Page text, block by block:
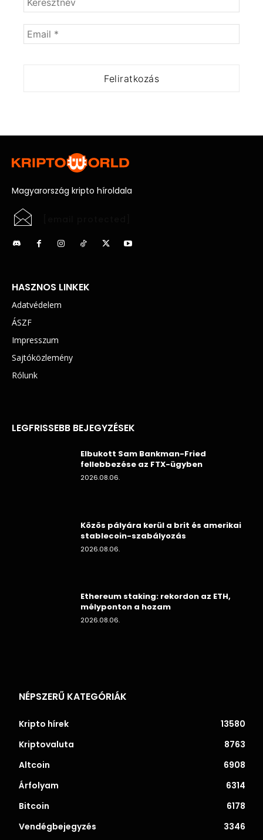
Magyarország kripto híroldala
HASZNOS LINKEK
Adatvédelem
ÁSZF
Impresszum
Sajtóközlemény
Rólunk
LEGFRISSEBB BEJEGYZÉSEK
Elbukott Sam Bankman-Fried
fellebbezése az FTX-ügyben
2026.08.06.
Közös pályára kerül a brit és amerikai
stablecoin-szabályozás
2026.08.06.
Ethereum staking: rekordon az ETH,
mélyponton a hozam
2026.08.06.
NÉPSZERŰ KATEGÓRIÁK
Kripto hírek
13580
Kriptovaluta
8763
Altcoin
6908
Árfolyam
6314
Bitcoin
6178
Vendégbejegyzés
3346